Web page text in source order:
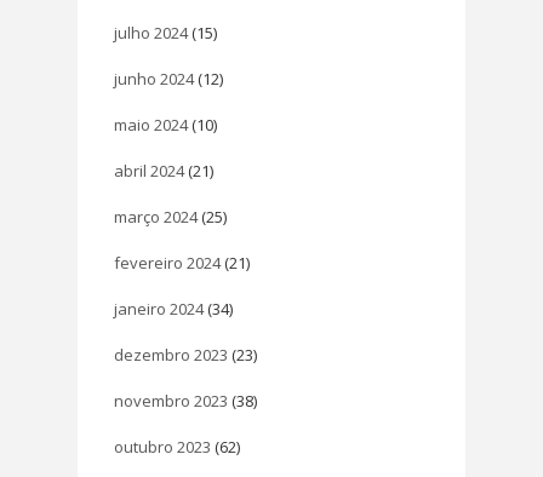
julho 2024(15)
junho 2024(12)
maio 2024(10)
abril 2024(21)
março 2024(25)
fevereiro 2024(21)
janeiro 2024(34)
dezembro 2023 (23)
novembro 2023 (38)
outubro 2023 (62)